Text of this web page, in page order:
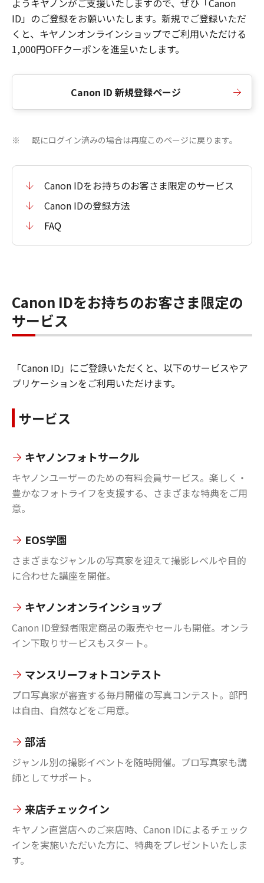
ようキヤノンがご支援いたしますので、ぜひ「Canon
ID」のご登録をお願いいたします。新規でご登録いただ
くと、キヤノンオンラインショップでご利用いただける
1,000円OFFクーポンを進呈いたします。
Canon ID 新規登録ページ
※ 既にログイン済みの場合は再度このページに戻ります。
Canon IDをお持ちのお客さま限定のサービス
Canon IDの登録方法
FAQ
Canon IDをお持ちのお客さま限定の
サービス
「Canon ID」にご登録いただくと、以下のサービスやア
プリケーションをご利用いただけます。
サービス
キヤノンフォトサークル
キヤノンユーザーのための有料会員サービス。楽しく・
豊かなフォトライフを支援する、さまざまな特典をご用
意。
EOS学園
さまざまなジャンルの写真家を迎えて撮影レベルや目的
に合わせた講座を開催。
キヤノンオンラインショップ
Canon ID登録者限定商品の販売やセールも開催。オンラ
イン下取りサービスもスタート。
マンスリーフォトコンテスト
プロ写真家が審査する毎月開催の写真コンテスト。部門
は自由、自然などをご用意。
部活
ジャンル別の撮影イベントを随時開催。プロ写真家も講
師としてサポート。
来店チェックイン
キヤノン直営店へのご来店時、Canon IDによるチェック
インを実施いただいた方に、特典をプレゼントいたしま
す。